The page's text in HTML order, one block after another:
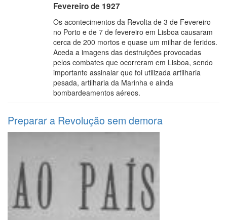
Fevereiro de 1927
Os acontecimentos da Revolta de 3 de Fevereiro
no Porto e de 7 de fevereiro em Lisboa causaram
cerca de 200 mortos e quase um milhar de feridos.
Aceda a imagens das destruições provocadas
pelos combates que ocorreram em Lisboa, sendo
importante assinalar que foi utilizada artilharia
pesada, artilharia da Marinha e ainda
bombardeamentos aéreos.
Preparar a Revolução sem demora